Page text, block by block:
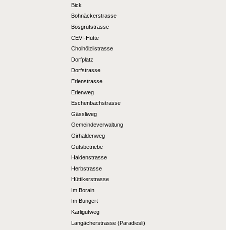
Bick
Bohnäckerstrasse
Bösgrütstrasse
CEVI-Hütte
Cholhölzlistrasse
Dorfplatz
Dorfstrasse
Erlenstrasse
Erlenweg
Eschenbachstrasse
Gässliweg
Gemeindeverwaltung
Girhaldenweg
Gutsbetriebe
Haldenstrasse
Herbstrasse
Hüttikerstrasse
Im Borain
Im Bungert
Karligutweg
Langächerstrasse (Paradiesli)